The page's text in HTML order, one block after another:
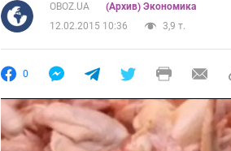
OBOZ.UA
(Архив) Экономика
12.02.2015 10:36
3,9 т.
0